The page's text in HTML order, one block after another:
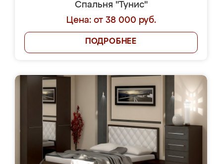
Спальня "Тунис"
Цена: от 38 000 руб.
ПОДРОБНЕЕ